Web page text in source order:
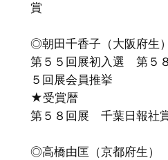
賞
◎朝田千香子（大阪府生）
第５５回展初入選 第５
５回展会員推挙
★受賞暦
第５８回展 千葉日報社
◎高橋由匡（京都府生）